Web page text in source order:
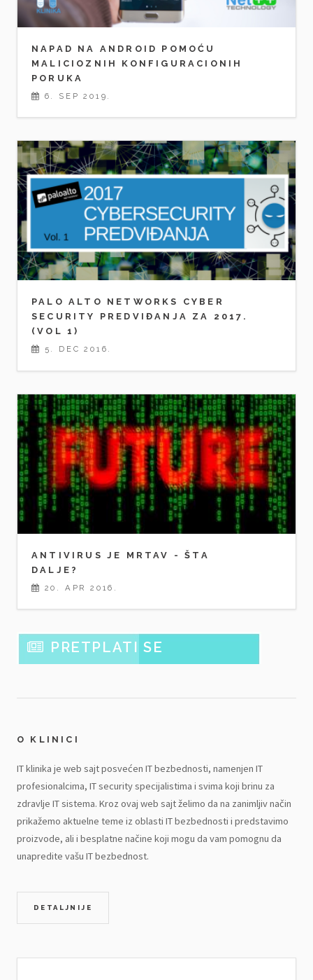
NAPAD NA ANDROID POMOĆU
MALICIOZNIH KONFIGURACIONIH
PORUKA
6. SEP 2019.
PALO ALTO NETWORKS CYBER
SECURITY PREDVIĐANJA ZA 2017.
(VOL 1)
5. DEC 2016.
ANTIVIRUS JE MRTAV - ŠTA
DALJE?
20. APR 2016.
PRETPLATI SE
O KLINICI
IT klinika je web sajt posvećen IT bezbednosti, namenjen IT
profesionalcima, IT security specijalistima i svima koji brinu za
zdravlje IT sistema. Kroz ovaj web sajt želimo da na zanimljiv način
prikažemo aktuelne teme iz oblasti IT bezbednosti i predstavimo
proizvode, ali i besplatne načine koji mogu da vam pomognu da
unapredite vašu IT bezbednost.
DETALJNIJE